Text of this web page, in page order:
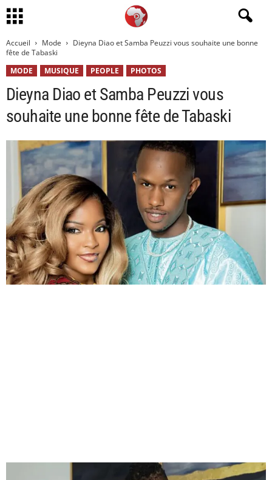
Accueil Mode
Dieyna Diao et Samba Peuzzi vous souhaite une bonne
fête de Tabaski
MODE
MUSIQUE PEOPLE PHOTOS
Dieyna Diao et Samba Peuzzi vous
souhaite une bonne fête de Tabaski